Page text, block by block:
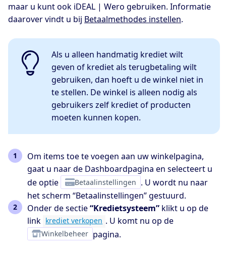
maar u kunt ook iDEAL | Wero gebruiken. Informatie
daarover vindt u bij Betaalmethodes instellen.
Als u alleen handmatig krediet wilt
geven of krediet als terugbetaling wilt
gebruiken, dan hoeft u de winkel niet in
te stellen. De winkel is alleen nodig als
gebruikers zelf krediet of producten
moeten kunnen kopen.
Om items toe te voegen aan uw winkelpagina,
gaat u naar de Dashboardpagina en selecteert u
de optie
Betaalinstellingen . U wordt nu naar
het scherm “Betaalinstellingen” gestuurd.
Onder de sectie“Kredietsysteem”klikt u op de
link krediet verkopen . U komt nu op de
Winkelbeheer pagina.